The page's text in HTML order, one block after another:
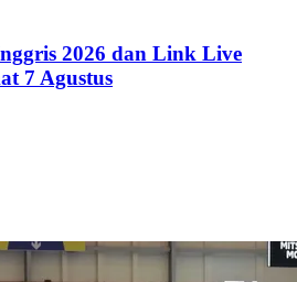
2026 dan Link Live
7 Agustus